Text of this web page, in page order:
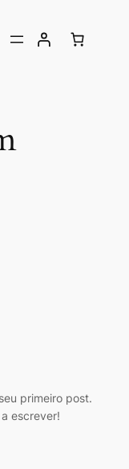
primeiro post.
escrever!